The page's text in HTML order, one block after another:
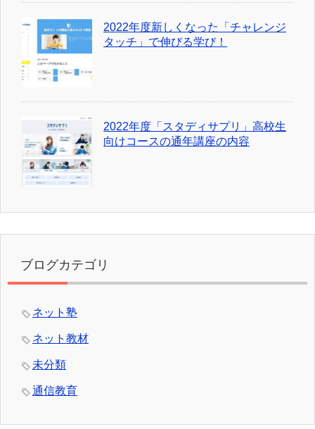
2022年度新しくなった「チャレンジ
タッチ」で伸びる学び！
2022年度「スタディサプリ」高校生
向けコースの通年講座の内容
ブログカテゴリ
ネット塾
ネット教材
未分類
通信教育